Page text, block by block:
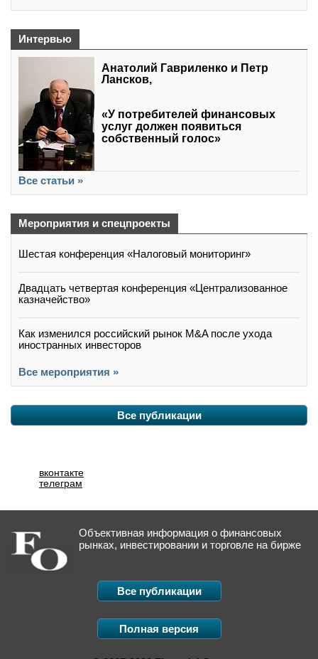
Интервью
Анатолий Гавриленко и Петр
Лансков,
«У потребителей финансовых
услуг должен появиться
собственный голос»
Все статьи »
Мероприятия и спецпроекты
Шестая конференция «Налоговый мониторинг»
Двадцать четвертая конференция «Централизованное
казначейство»
Как изменился российский рынок M&A после ухода
иностранных инвесторов
Все мероприятия »
Все публикации
вконтакте
телеграм
Объективная информация о финансовых
рынках, инвестировании и торговле на бирже
Все публикации
Полная версия